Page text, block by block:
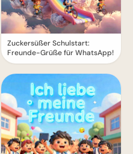
Zuckersüßer Schulstart:
Freunde-Grüße für WhatsApp!